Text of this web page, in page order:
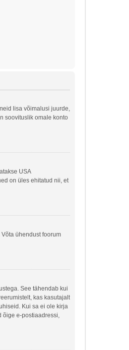
lisa võimalusi juurde,
soovituslik omale konto
USA
on üles ehitatud nii, et
ühendust foorum
See tähendab kui
kas kasutajalt
Kui sa ei ole kirja
õige e-postiaadressi,